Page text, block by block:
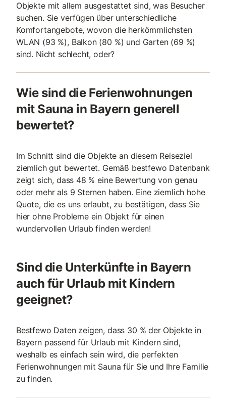
Objekte mit allem ausgestattet sind, was Besucher
suchen. Sie verfügen über unterschiedliche
Komfortangebote, wovon die herkömmlichsten
WLAN (93 %), Balkon (80 %) und Garten (69 %)
sind. Nicht schlecht, oder?
Wie sind die Ferienwohnungen
mit Sauna in Bayern generell
bewertet?
Im Schnitt sind die Objekte an diesem Reiseziel
ziemlich gut bewertet. Gemäß bestfewo Datenbank
zeigt sich, dass 48 % eine Bewertung von genau
oder mehr als 9 Sternen haben. Eine ziemlich hohe
Quote, die es uns erlaubt, zu bestätigen, dass Sie
hier ohne Probleme ein Objekt für einen
wundervollen Urlaub finden werden!
Sind die Unterkünfte in Bayern
auch für Urlaub mit Kindern
geeignet?
Bestfewo Daten zeigen, dass 30 % der Objekte in
Bayern passend für Urlaub mit Kindern sind,
weshalb es einfach sein wird, die perfekten
Ferienwohnungen mit Sauna für Sie und Ihre Familie
zu finden.